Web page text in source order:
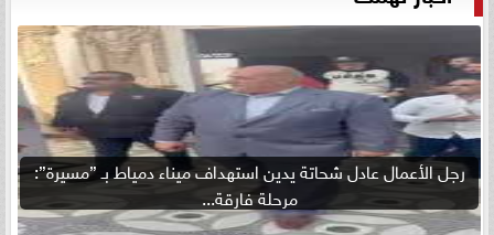
رجل الأعمال عادل شحاتة يدين استهداف ميناء دمياط بـ ”مسيرة”:
مرحلة فارقة...